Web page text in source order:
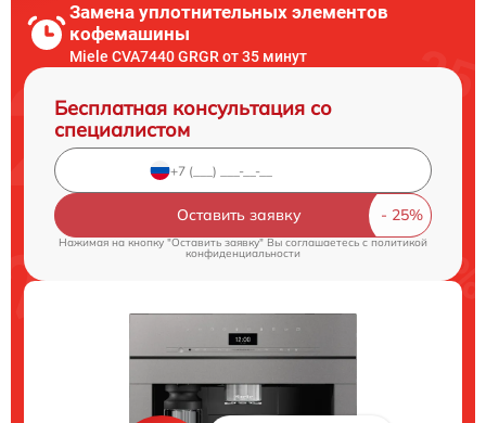
Замена уплотнительных элементов
кофемашины
Miele CVA7440 GRGR от 35 минут
Бесплатная консультация со
специалистом
Оставить заявку
Нажимая на кнопку "Оставить заявку" Вы соглашаетесь cполитикой
конфиденциальности